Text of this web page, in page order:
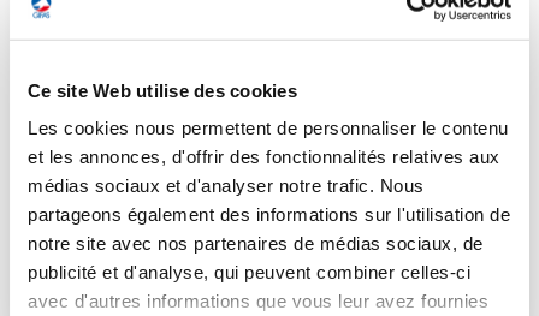
Ce site Web utilise des cookies
Les cookies nous permettent de personnaliser le contenu
et les annonces, d'offrir des fonctionnalités relatives aux
médias sociaux et d'analyser notre trafic. Nous
partageons également des informations sur l'utilisation de
notre site avec nos partenaires de médias sociaux, de
publicité et d'analyse, qui peuvent combiner celles-ci
avec d'autres informations que vous leur avez fournies
de Brienne,Greenerwavea été invité en présence
Ministre.
VOIR LE POST